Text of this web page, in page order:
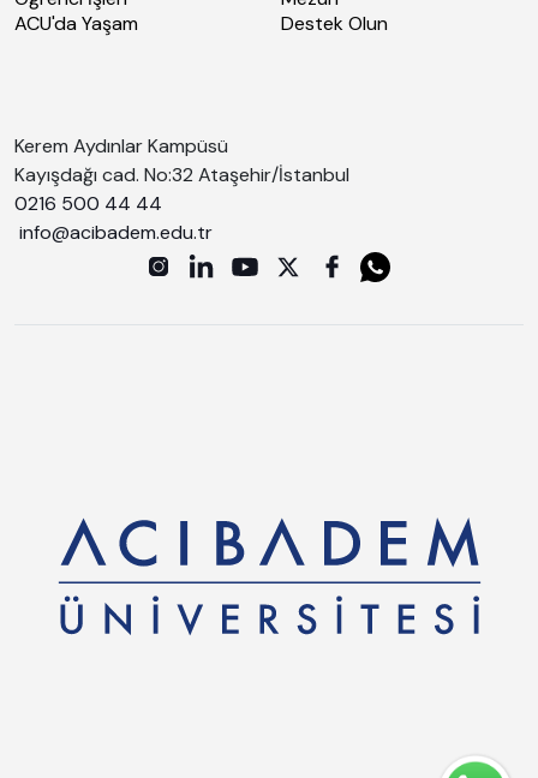
ACU'da Yaşam
Destek Olun
Kerem Aydınlar Kampüsü
Kayışdağı cad. No:32 Ataşehir/İstanbul
0216 500 44 44
info@acibadem.edu.tr